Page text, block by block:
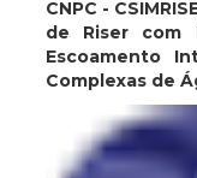
CNPC -
de Riser com
Escoamento
Complexas de